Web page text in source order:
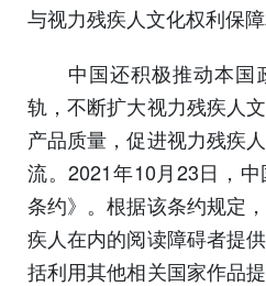
与视力残疾人文化权利保障
中国还积极推动本国
轨，不断扩大视力残疾人
产品质量，促进视力残疾
流。2021年10月23日，
条约》。根据该条约规定
疾人在内的阅读障碍者提
括利用其他相关国家作品